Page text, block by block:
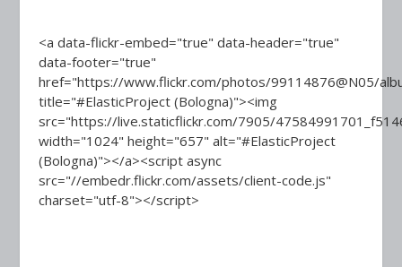
<a data-flickr-embed="true" data-header="true"
data-footer="true"
href="https://www.flickr.com/photos/99114876@N05/
title="#ElasticProject (Bologna)"><img
src="https://live.staticflickr.com/7905/
width="1024" height="657" alt="#ElasticProject
(Bologna)"></a><script async
src="//embedr.flickr.com/assets/client-code.js"
charset="utf-8"></script>